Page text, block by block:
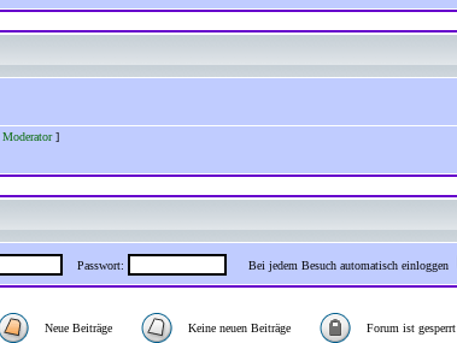
Moderator]
Passwort: Bei jedem Besuch automatisch einloggen
Neue Beiträge Keine neuen Beiträge Forum ist gesperrt